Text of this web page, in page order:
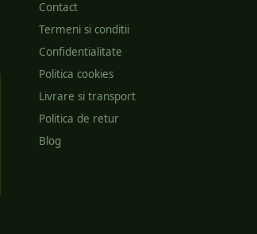
Contact
Termeni si conditii
Confidentialitate
Politica cookies
Livrare si transport
Politica de retur
Blog